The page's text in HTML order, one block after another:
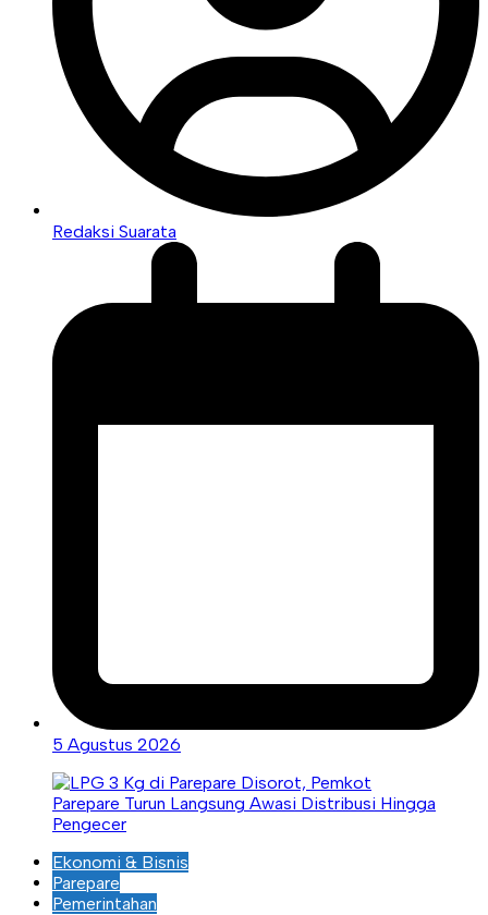
Redaksi Suarata
5 Agustus 2026
Ekonomi & Bisnis
Parepare
Pemerintahan